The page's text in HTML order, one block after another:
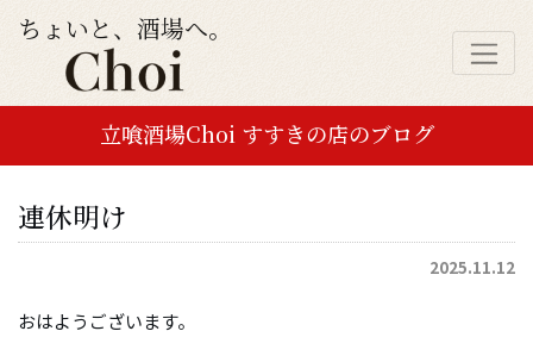
ちょいと、酒場へ。
立喰酒場Choi すすきの店のブログ
連休明け
2025.11.12
おはようございます。